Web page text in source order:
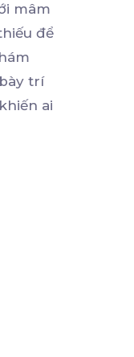
mâm
để
trí
ai